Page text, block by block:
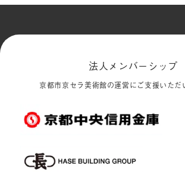
法人メンバーシップ
京都市京セラ美術館の運営にご支援いただ